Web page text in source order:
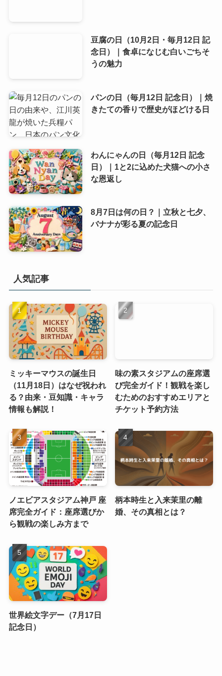
豆腐の日（10月2日・毎月12日 記
念日）｜食卓になじむ白いごちそ
うの魅力
パンの日（毎月12日 記念日）｜焼
きたての香りで歴史がほどける日
わんにゃんの日（毎月12日 記念
日）｜1と2に込めた犬猫への小さ
な恩返し
8月7日は何の日？｜立秋と七夕、
バナナが彩る夏の記念日
人気記事
ミッキーマウスの誕生日
（11月18日）はなぜ祝われ
る？由来・豆知識・キャラ
情報も解説！
味の素スタジアムの座席選
び完全ガイド！観戦を楽し
むためのおすすめエリアと
チケット予約方法
ノエビアスタジアム神戸 座
席完全ガイド：座席選びか
ら観戦の楽しみ方まで
柄本時生と入来茉里の離
婚、その真相とは？
世界絵文字デー（7月17日
記念日）